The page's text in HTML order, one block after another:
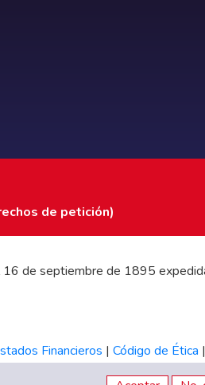
de petición)
16 de septiembre de 1895
Financieros | Código de Ética |